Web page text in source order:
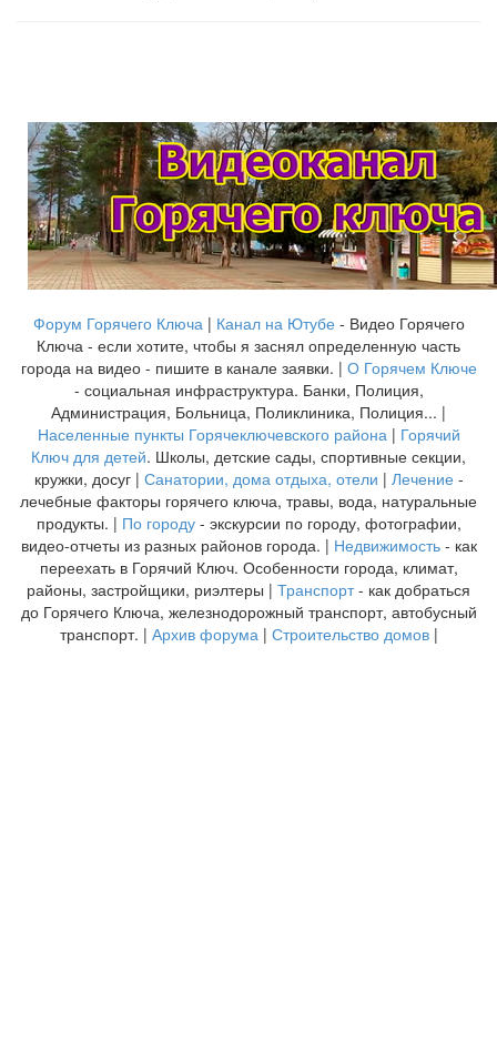
Форум Горячего Ключа | Канал на Ютубе - Видео Горячего
Ключа - если хотите, чтобы я заснял определенную часть
города на видео - пишите в канале заявки. | О Горячем Ключе
- социальная инфраструктура. Банки, Полиция,
Администрация, Больница, Поликлиника, Полиция... |
Населенные пункты Горячеключевского района | Горячий
Ключ для детей. Школы, детские сады, спортивные секции,
кружки, досуг | Санатории, дома отдыха, отели | Лечение -
лечебные факторы горячего ключа, травы, вода, натуральные
продукты. | По городу- экскурсии по городу, фотографии,
видео-отчеты из разных районов города. | Недвижимость- как
переехать в Горячий Ключ. Особенности города, климат,
районы, застройщики, риэлтеры | Транспорт- как добраться
до Горячего Ключа, железнодорожный транспорт, автобусный
транспорт. | Архив форума | Строительство домов|